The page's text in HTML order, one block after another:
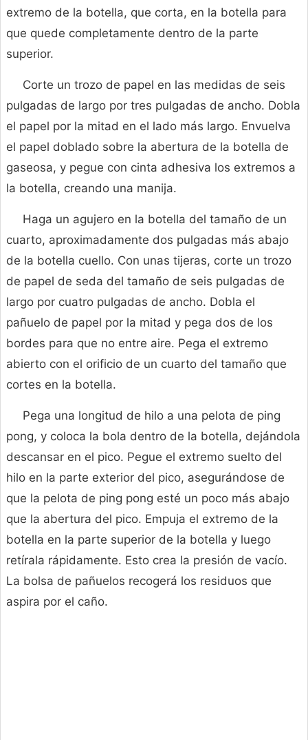
extremo de la botella, que corta, en la botella para
que quede completamente dentro de la parte
superior.
Corte un trozo de papel en las medidas de seis
pulgadas de largo por tres pulgadas de ancho. Dobla
el papel por la mitad en el lado más largo. Envuelva
el papel doblado sobre la abertura de la botella de
gaseosa, y pegue con cinta adhesiva los extremos a
la botella, creando una manija.
Haga un agujero en la botella del tamaño de un
cuarto, aproximadamente dos pulgadas más abajo
de la botella cuello. Con unas tijeras, corte un trozo
de papel de seda del tamaño de seis pulgadas de
largo por cuatro pulgadas de ancho. Dobla el
pañuelo de papel por la mitad y pega dos de los
bordes para que no entre aire. Pega el extremo
abierto con el orificio de un cuarto del tamaño que
cortes en la botella.
Pega una longitud de hilo a una pelota de ping
pong, y coloca la bola dentro de la botella, dejándola
descansar en el pico. Pegue el extremo suelto del
hilo en la parte exterior del pico, asegurándose de
que la pelota de ping pong esté un poco más abajo
que la abertura del pico. Empuja el extremo de la
botella en la parte superior de la botella y luego
retírala rápidamente. Esto crea la presión de vacío.
La bolsa de pañuelos recogerá los residuos que
aspira por el caño.